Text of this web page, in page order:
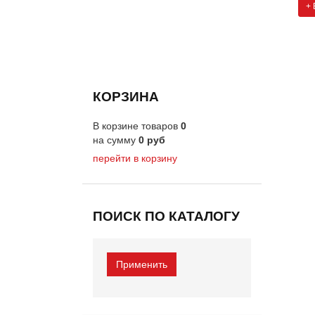
+
КОРЗИНА
В корзине товаров 0
на сумму 0 руб
перейти в корзину
ПОИСК ПО КАТАЛОГУ